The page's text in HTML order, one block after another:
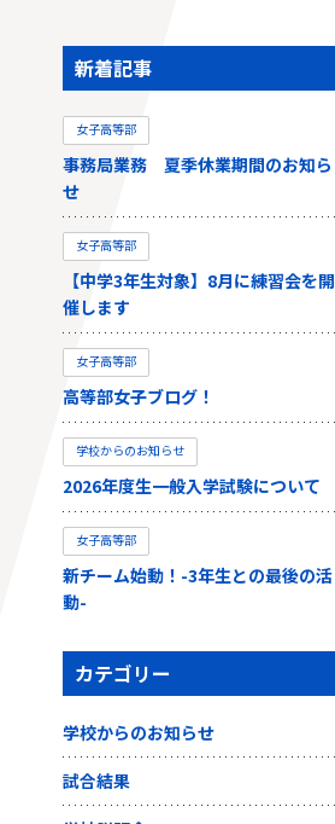
新着記事
女子高等部
事務局業務 夏季休業期間のお知ら
せ
女子高等部
【中学3年生対象】8月に練習会を開
催します
女子高等部
高等部女子ブログ！
学校からのお知らせ
2026年度生一般入学試験について
女子高等部
新チーム始動！-3年生との最後の活
動-
カテゴリー
学校からのお知らせ
試合結果